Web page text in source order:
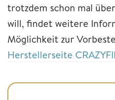
trotzdem schon mal
will, findet weitere
Möglichkeit zur
Herstellerseite